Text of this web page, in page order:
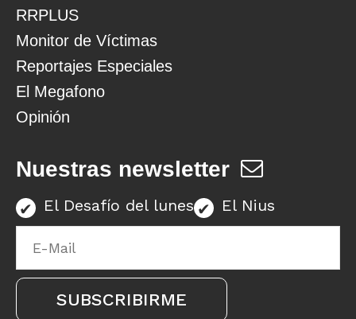
RRPLUS
Monitor de Víctimas
Reportajes Especiales
El Megafono
Opinión
Nuestras newsletter
El Desafío del lunes El Nius